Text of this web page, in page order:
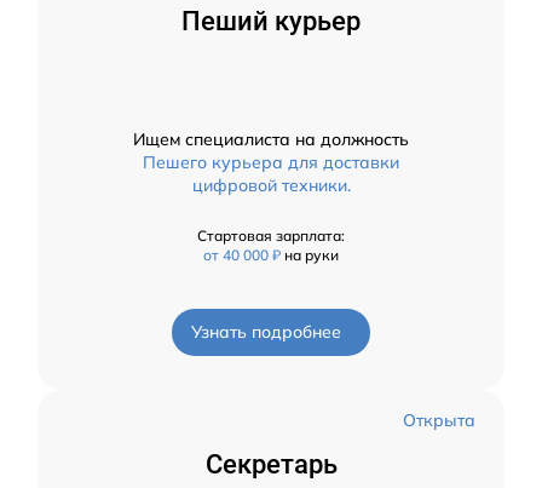
Пеший курьер
Ищем специалиста на должность
Пешего курьера для доставки
цифровой техники.
Стартовая зарплата:
от 40 000 ₽ на руки
Узнать подробнее
Открыта
Секретарь